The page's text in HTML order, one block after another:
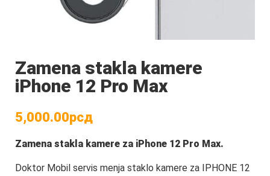
Zamena stakla kamere
iPhone 12 Pro Max
5,000.00рсд
Zamena stakla kamere za iPhone 12 Pro Max.
Doktor Mobil servis menja staklo kamere za IPHONE 12